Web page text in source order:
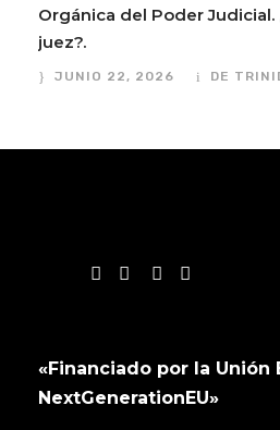
Orgánica del Poder Judicial.
juez?.
JUNIO 22, 2026 DE
«Financiado por la Unión
NextGenerationEU»